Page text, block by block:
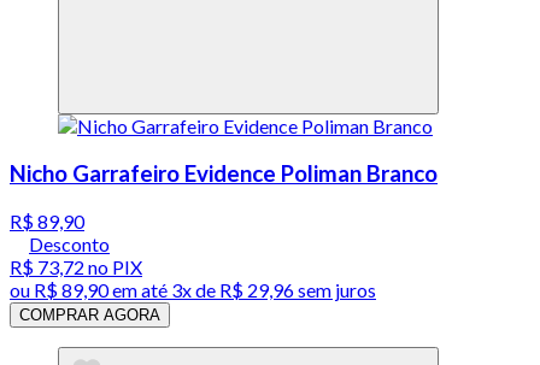
Nicho Garrafeiro Evidence Poliman Branco
R$ 89,90
Desconto
R$ 73,72 no PIX
ou R$ 89,90em até 3x de R$ 29,96 sem juros
COMPRAR AGORA